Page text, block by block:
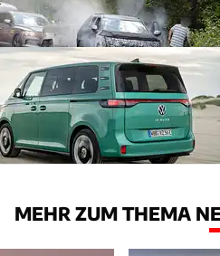
MEHR ZUM THEMA